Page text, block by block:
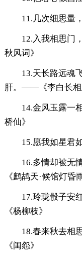
11.几次细思量
12.入我相思门
秋风词》
13.天长路远魂
肝。——《李白长相
14.金风玉露一
桥仙》
15.愿我如星君
16.多情却被无
《鹧鸪天·候馆灯昏
17.玲珑骰子安
《杨柳枝》
18.春来秋去相
《闺怨》